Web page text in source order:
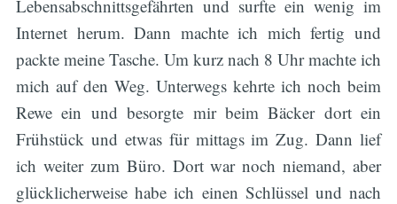
Lebensabschnittsgefährten und surfte ein wenig im
Internet herum. Dann machte ich mich fertig und
packte meine Tasche. Um kurz nach 8 Uhr machte ich
mich auf den Weg. Unterwegs kehrte ich noch beim
Rewe ein und besorgte mir beim Bäcker dort ein
Frühstück und etwas für mittags im Zug. Dann lief
ich weiter zum Büro. Dort war noch niemand, aber
glücklicherweise habe ich einen Schlüssel und nach